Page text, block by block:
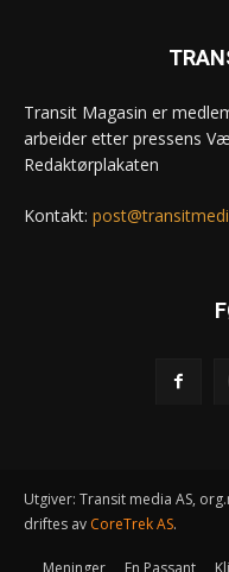
Transit Magasin er
arbeider etter pressens
Redaktørplakaten
Kontakt:
Utgiver: Transit media AS,
driftes av CoreTrek AS.
Meninger En Passant